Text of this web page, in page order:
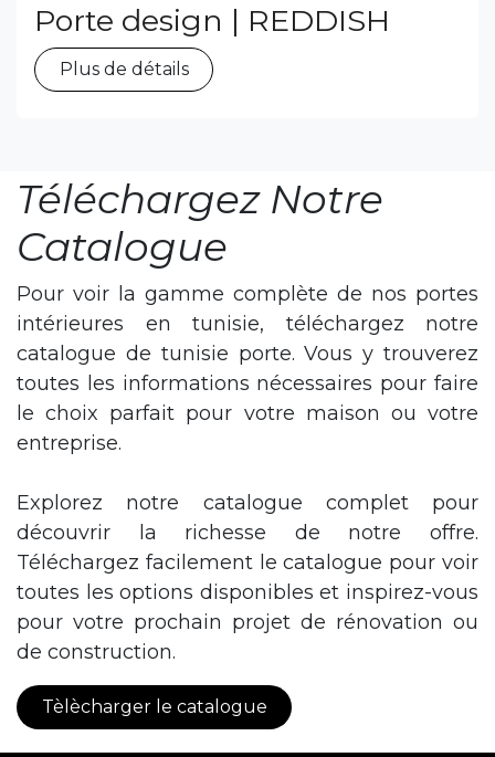
Porte design | REDDISH
Plus de détails
Téléchargez Notre
Catalogue
Pour voir la gamme complète de nos portes
intérieures en tunisie, téléchargez notre
catalogue de tunisie porte. Vous y trouverez
toutes les informations nécessaires pour faire
le choix parfait pour votre maison ou votre
entreprise.
Explorez notre catalogue complet pour
découvrir la richesse de notre offre.
Téléchargez facilement le catalogue pour voir
toutes les options disponibles et inspirez-vous
pour votre prochain projet de rénovation ou
de construction.
Tèlècharger le catalogue